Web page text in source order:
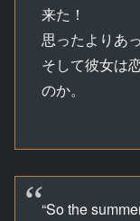
来た！
思ったよりあ
そして彼女は
のか。
“So the